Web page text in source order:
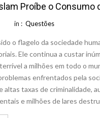
Proíbe o Consumo
in : Questões
o flagelo da sociedade
Ele continua a custar
a milhões em todo o
enfrentados pela
altas taxas de criminalidade,
e milhões de lares